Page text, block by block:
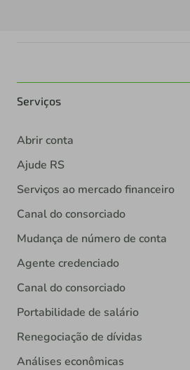
Serviços
Abrir conta
Ajude RS
Serviços ao mercado financeiro
Canal do consorciado
Mudança de número de conta
Agente credenciado
Canal do consorciado
Portabilidade de salário
Renegociação de dívidas
Análises econômicas